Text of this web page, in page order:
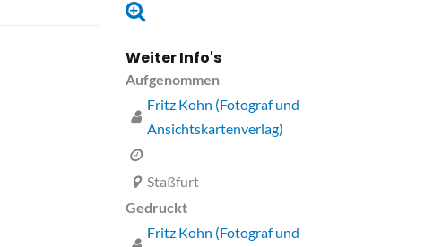
Weiter Info's
Aufgenommen
Fritz Kohn (Fotograf und
Ansichtskartenverlag)
Staßfurt
Gedruckt
Fritz Kohn (Fotograf und